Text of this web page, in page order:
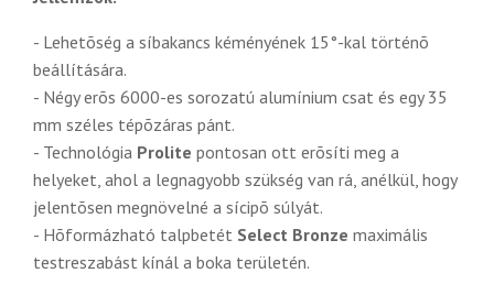
- Lehetõség a síbakancs kéményének 15°-kal történõ
beállítására.
- Négy erõs 6000-es sorozatú alumínium csat és egy 35
mm széles tépõzáras pánt.
- Technológia Prolite pontosan ott erõsíti meg a
helyeket, ahol a legnagyobb szükség van rá, anélkül, hogy
jelentõsen megnövelné a sícipõ súlyát.
- Hõformázható talpbetét Select Bronze maximális
testreszabást kínál a boka területén.